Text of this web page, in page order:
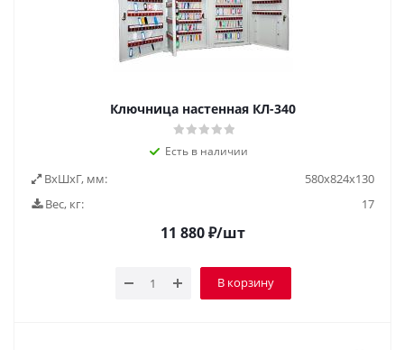
Ключница настенная КЛ-340
Есть в наличии
ВxШxГ, мм:
580х824х130
Вес, кг:
17
11 880₽/шт
В корзину